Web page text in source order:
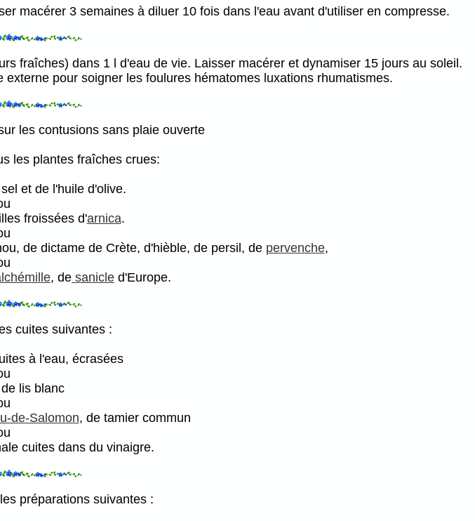
macérer 3 semaines à diluer 10 fois dans l'eau avant d'utiliser en compresse.
fraîches) dans 1 l d'eau de vie. Laisser macérer et dynamiser 15 jours au soleil.
pour soigner les foulures hématomes luxations rhumatismes.
les contusions sans plaie ouverte
les plantes fraîches crues:
et de l'huile d'olive.
froissées d'arnica.
de dictame de Crète, d'hièble, de persil, de pervenche,
, de sanicle d'Europe.
cuites suivantes :
à l'eau, écrasées
lis blanc
de-Salomon, de tamier commun
cuites dans du vinaigre.
préparations suivantes :